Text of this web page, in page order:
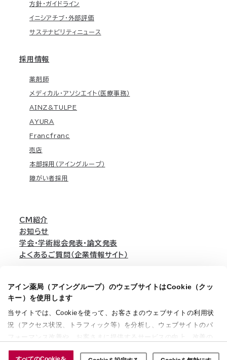
アイン薬局（アイングループ）のウェブサイトはCookie（クッ
キー）を使用します
当サイトでは、Cookieを使って、お客さまのウェブサイトの利用状
況（アクセス状況、トラフィック等）を分析し、ウェブサイトのパ
フォーマンス改善や、お客さまに提供するサービスの向上、改善の
ために使用することがあります。 また、お客さまによるサイトの利
方針・ガイドライン
イニシアチブ・外部評価
サステナビリティニュース
採用情報
薬剤師
メディカル・アソシエイト（医療事務）
AINZ&TULPE
AYURA
Francfranc
売店
本部採用（アイングループ）
障がい者採用
CM紹介
お知らせ
学会・学術総会発表・論文発表
よくあるご質問（企業情報サイト）
English
個人情報保護方針 ウェブアクセシビリティ方針 サイトマップ